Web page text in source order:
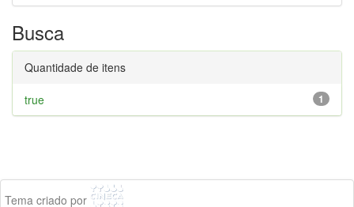
Busca
Quantidade de itens
1
true
Tema criado por